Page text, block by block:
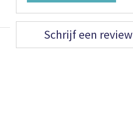
Schrijf een review